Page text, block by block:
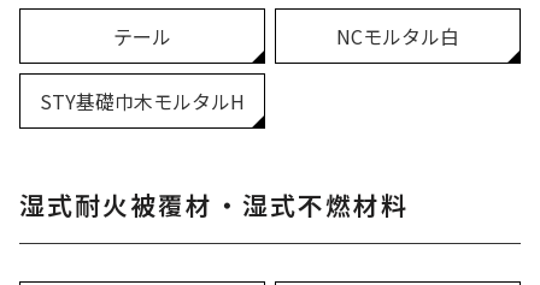
テール NCモルタル白
STY基礎巾木モルタルH
湿式耐火被覆材・湿式不燃材料